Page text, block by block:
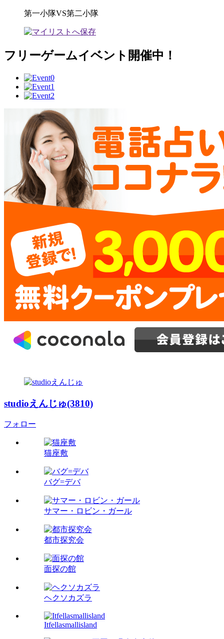
第一小隊VS第二小隊
フリーゲームイベント開催中！
studioえんじゅ(3810)
フォロー
猫座敷
バグ=デバ
サマー・ロビン・ガール
都市探究会
面探の館
ヘクソカズラ
Itfellasmallisland